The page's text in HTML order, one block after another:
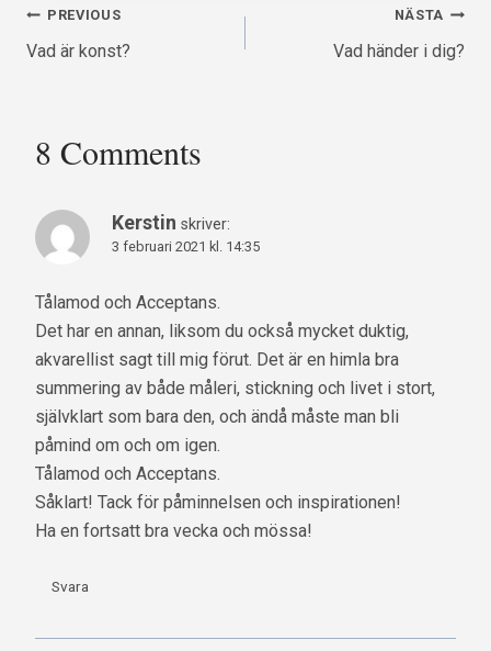
Inläggsnavigering
PREVIOUS
Vad är konst?
NÄSTA
Vad händer i dig?
8 Comments
Kerstin skriver:
3 februari 2021 kl. 14:35
Tålamod och Acceptans.
Det har en annan, liksom du också mycket duktig,
akvarellist sagt till mig förut. Det är en himla bra
summering av både måleri, stickning och livet i stort,
självklart som bara den, och ändå måste man bli
påmind om och om igen.
Tålamod och Acceptans.
Såklart! Tack för påminnelsen och inspirationen!
Ha en fortsatt bra vecka och mössa!
Svara